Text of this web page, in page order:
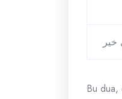
خير
Bu dua,